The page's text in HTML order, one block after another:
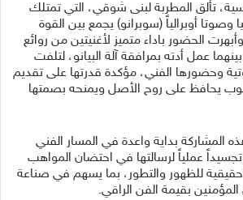
تألق المطربة لبنى شوقي، التي تمتلك
وصوتا أوبرالياً (سوبرانو) يجمع بين القوة
الحضور باداء متميز لأغنيتين من روائع
عمل أدته بمرافقة آلة البيانو، لتلفت
وحضورها الفني، مؤكدة قدرتها على تقديم
يحافظ على روح الأصل ويمنحه بصمتها
المشاركة بداية واعدة في المسار الفني
عملياً لرسالتها في احتضان المواهب
للظهور والتطور، بما يسهم في صناعة
بقيمة الفن الراقي.